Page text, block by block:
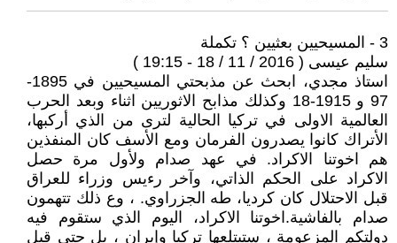
3 - المسيحيين بعثيين ؟ تكملة
سليم عيسى ( 2016 / 11 / 18 - 19:15 )
استاذ مجدي، ابحث عن مذبحتي المسيحيين في 1895-
97 و 1915-18 وكذلك مذابح الاثوريين اثناء وبعد الحرب
العالمية الاولى في تركيا الحالية لترى من الذي أركبها،
الأتراك كانوا يصدرون الفرمان ومع الأسف كان المنفذين
هم اخوتنا الاكراد. في عهد صدام ولأول مرة حصل
الاكراد على الحكم الذاتي، وآخر رءيس وزراء للعراق
قبل الاحتلال كان كرديا، طه الجزراوي. ، وع ذلك تتهمون
صدام بالفاشية.اخوتنا الاكراد، اليوم الذي ستقوم فيه
دولتكم المزعومة ، ستبتلعها تركيا وإيران ، بل حتى قبل